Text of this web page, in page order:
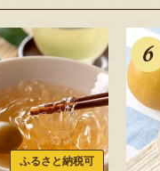
ふるさと納税可